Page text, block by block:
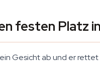
festen Platz
Gesicht ab und er